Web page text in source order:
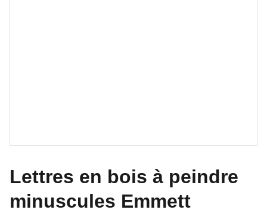
Lettres en bois à peindre
minuscules Emmett